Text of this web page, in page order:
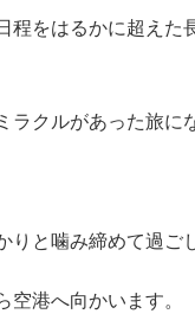
程をはるかに超えた
ラクルがあった旅に
りと噛み締めて過ご
空港へ向かいます。